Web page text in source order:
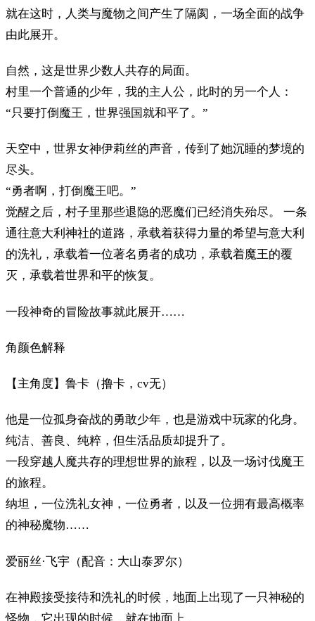
就在这时，人类与魔物之间产生了隔阂，一场全面的战争
由此展开。
自然，这是世界少数人共存的局面。
村里一个普通的少年，我的主人公，此时的另一个人：
“只要打倒魔王，世界强国就和平了。”
天空中，世界女神伊莉丝的声音，传到了她沉睡的梦境的
尽头。
“勇者啊，打倒魔王吧。”
觉醒之后，村子里那些退隐的恶魔们已经消失殆尽。 一条
通往意大利神社的道路，承载着获得力量的希望与意大利
的洗礼，承载着一位著名勇者的成功，承载着魔王的覆
灭，承载着世界和平的恢复。
一段神奇的冒险故事就此展开……
角颜色解释
【主角度】鲁卡（撸卡，cv无）
他是一位孤身奋战的勇敢少年，也是游戏中玩家的化身。
纯洁、善良、纯粹，但生活品质却提升了。
一段穿越人魔共存的理想世界的旅程，以及一场讨伐魔王
的旅程。
纳坦，一位洗礼女神，一位勇者，以及一位拥有最高概率
的神秘魔物……
爱丽丝·飞宇（配音：大山泰罗尔）
在神殿接受接待和洗礼的时候，地面上出现了一只神秘的